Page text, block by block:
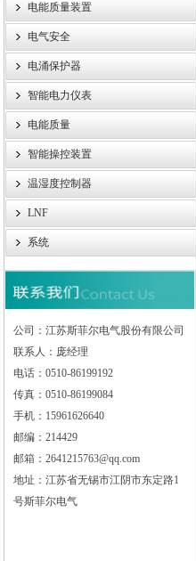
电能质量装置
电气安全
电涌保护器
智能电力仪表
电能质量
智能操控装置
温湿度控制器
LNF
系统
公司：江苏斯菲尔电气股份有限公司
联系人：庞经理
电话：0510-86199192
传真：0510-86199084
手机：15961626640
邮编：214429
邮箱：2641215763@qq.com
地址：江苏省无锡市江阴市东定路1
号斯菲尔电气